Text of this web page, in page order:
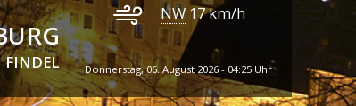
FINDEL
NW 17km/h
Donnerstag, 06. August 2026 - 04:25 Uhr